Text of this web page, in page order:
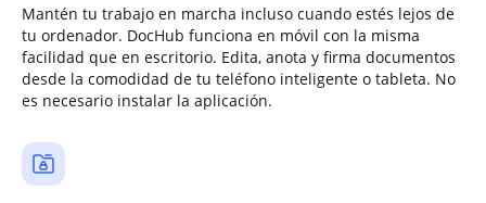
Mantén tu trabajo en marcha incluso cuando estés lejos de
tu ordenador. DocHub funciona en móvil con la misma
facilidad que en escritorio. Edita, anota y firma documentos
desde la comodidad de tu teléfono inteligente o tableta. No
es necesario instalar la aplicación.